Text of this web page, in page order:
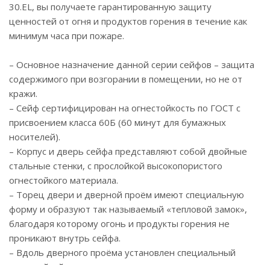
30.EL, вы получаете гарантированную защиту
ценностей от огня и продуктов горения в течение как
минимум часа при пожаре.
– Основное назначение данной серии сейфов – защита
содержимого при возгорании в помещении, но не от
кражи.
– Сейф сертифицирован на огнестойкость по ГОСТ с
присвоением класса 60Б (60 минут для бумажных
носителей).
– Корпус и дверь сейфа представляют собой двойные
стальные стенки, с прослойкой высокопористого
огнестойкого материала.
– Торец двери и дверной проём имеют специальную
форму и образуют так называемый «тепловой замок»,
благодаря которому огонь и продукты горения не
проникают внутрь сейфа.
– Вдоль дверного проёма установлен специальный